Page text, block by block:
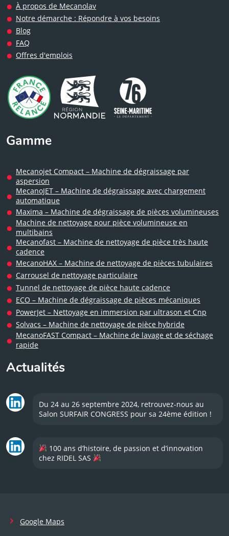
À propos de Mecanolav
Notre démarche : Répondre à vos besoins
Blog
FAQ
Offres d'emplois
Gamme
Mecanojet Compact – Machine de dégraissage par
aspersion
MecanoJET – Machine de dégraissage avec chargement
automatique
Maxima – Machine de dégraissage de pièces volumineuses
Machine de nettoyage pour pièce volumineuse en
multibains
Mecanofast – Machine de nettoyage de pièce très haute
cadence
MecanoHAX – Machine de nettoyage de pièces tubulaires
Carrousel de nettoyage particulaire
Tunnel de nettoyage de pièce haute cadence
ECO – Machine de dégraissage de pièces mécaniques
PowerJet – Nettoyage en immersion par ultrason et Cnp
Solvacs – Machine de nettoyage de pièce hybride
MecanoFAST Compact – Machine de lavage et de séchage
rapide
Actualités
Du 24 au 26 septembre 2024, retrouvez-nous au
Salon SURFAIR CONGRESS pour sa 24ème édition !
100 ans d’histoire, de passion et d’innovation
chez RIDEL SAS
Google Maps